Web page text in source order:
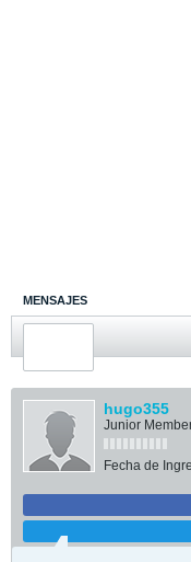
MENSAJES
ÚLTIMA ACTIVIDAD
hugo355
Junior
Fecha de